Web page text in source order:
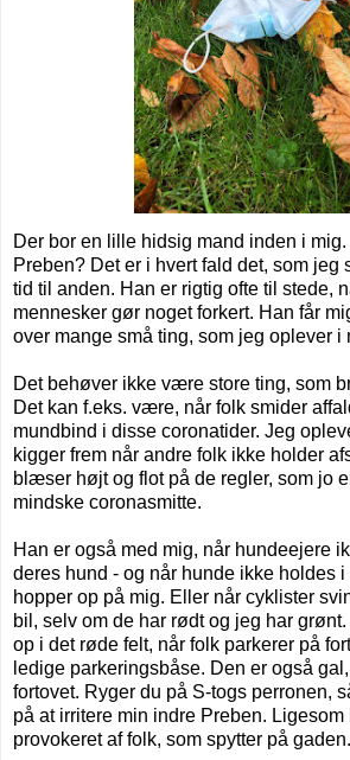
Der bor en lille hidsig mand inden i
Preben? Det er i hvert fald det, som jeg
tid til anden. Han er rigtig ofte til stede,
mennesker gør noget forkert. Han får
over mange små ting, som jeg oplever i
Det behøver ikke være store ting, som
Det kan f.eks. være, når folk smider
mundbind i disse coronatider. Jeg
kigger frem når andre folk ikke holder
blæser højt og flot på de regler, som jo
mindske coronasmitte.
Han er også med mig, når hundeejere
deres hund - og når hunde ikke holdes i
hopper op på mig. Eller når cyklister
bil, selv om de har rødt og jeg har
op i det røde felt, når folk parkerer på
ledige parkeringsbåse. Den er også
fortovet. Ryger du på S-togs perronen,
på at irritere min indre Preben.
provokeret af folk, som spytter på gaden.